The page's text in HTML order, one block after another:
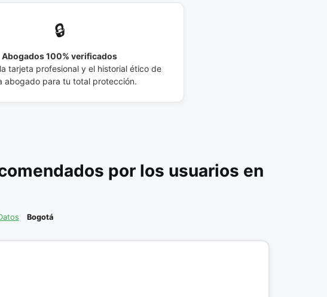
🔒
Abogados 100% verificados
tarjeta profesional y el historial ético de
abogado para tu total protección.
por los usuarios en
Bogotá